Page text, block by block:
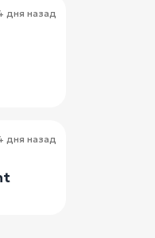
дня назад
дня назад